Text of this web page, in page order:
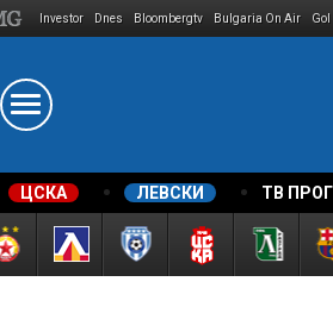
Investor Dnes Bloombergtv Bulgaria On Air Gol
ЦСКА ЛЕВСКИ ТВ